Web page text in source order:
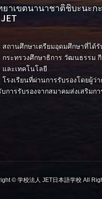
ยาเขตนานาชาติชิบะนะก
สถานศึกษาเตรียมอุดมศึกษาที่ได้รั
กระทรวงศึกษาธิการ วัฒนธรรม
และเทคโนโลยี
โรงเรียนที่ผ่านการรับรองโดยผู้ว่า
บการรับรองจากสมาคมส่งเสริม
© 学校法人 JET日本語学校 All